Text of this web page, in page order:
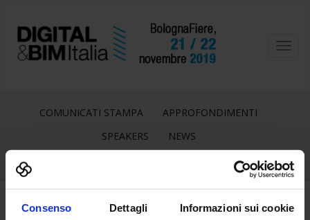
Consenso Dettagli Informazioni sui cookie
COMUNICATI STAMPA
APPROFONDIMENTI
SPEAKERS
NEWS